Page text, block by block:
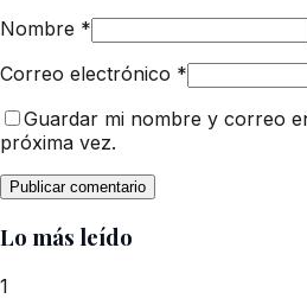
Nombre *
Correo electrónico *
Guardar mi nombre y correo
próxima vez.
Lo más leído
1